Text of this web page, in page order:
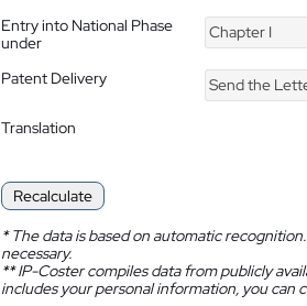
Entry into National Phase
under
Chapter I
Patent Delivery Send the
Translation
Recalculate
*The data is based on automatic
necessary.
**IP-Coster compiles data from publicly
includes your personal information, you can